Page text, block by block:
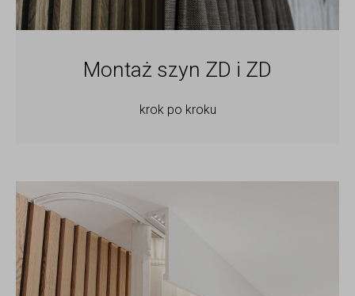
Montaż szyn ZD i ZD
krok po kroku